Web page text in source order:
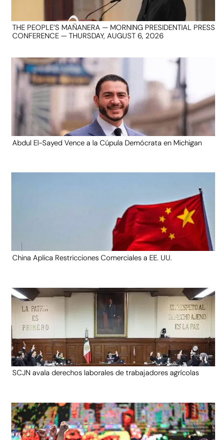
THE PEOPLE’S MAÑANERA — MORNING PRESIDENTIAL PRESS
CONFERENCE — THURSDAY, AUGUST 6, 2026
Abdul El-Sayed Vence a la Cúpula Demócrata en Michigan
China Aplica Restricciones Comerciales a EE. UU.
SCJN avala derechos laborales de trabajadores agrícolas